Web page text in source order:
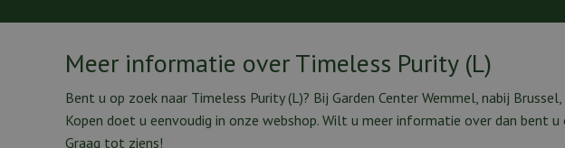
Meer informatie over Timeless Purity (L)
Bent u op zoek naar Timeless Purity (L)? Bij Garden Center Wemmel, nabij
Kopen doet u eenvoudig in onze webshop. Wilt u meer informatie over dan bent
Graag tot ziens!